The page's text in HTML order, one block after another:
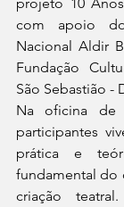
com apoio
Nacional Aldir
Fundação
São Sebastião -
Na oficina de
participantes
prática e
fundamental do
criação